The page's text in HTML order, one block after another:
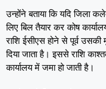
उन्होंने बताया कि यदि जिला
लिए बिल तैयार कर कोष
राशि ईसीएस होने से पूर्व उसकी
दिया जाता है। इससे राशि
कार्यालय में जमा हो जाती है।